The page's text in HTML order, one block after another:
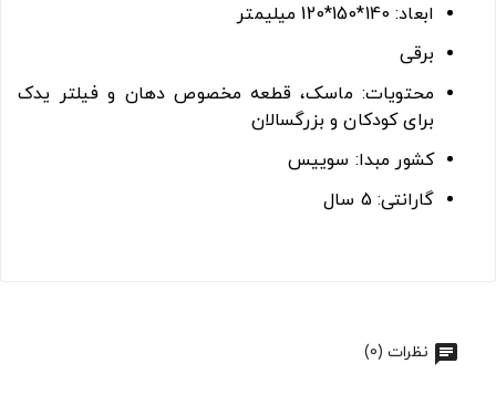
ابعاد: 140*150*120 میلیمتر
برقی
محتویات: ماسک، قطعه مخصوص دهان و فیلتر یدک
برای کودکان و بزرگسالان
کشور مبدا: سوییس
گارانتی: 5 سال
نظرات (0)